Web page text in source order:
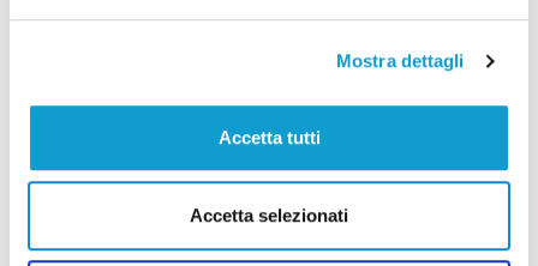
Mostra dettagli
Accetta tutti
Accetta selezionati